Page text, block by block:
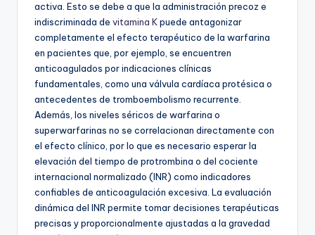
activa. Esto se debe a que la administración precoz e
indiscriminada de vitamina Kpuede antagonizar
completamente el efecto terapéutico de la warfarina
en pacientes que, por ejemplo, se encuentren
anticoagulados por indicaciones clínicas
fundamentales, como una válvula cardíaca protésica o
antecedentes de tromboembolismo recurrente.
Además, los niveles séricos de warfarina o
superwarfarinas no se correlacionan directamente con
el efecto clínico, por lo que es necesario esperar la
elevación del tiempo de protrombina o del cociente
internacional normalizado (INR) como indicadores
confiables de anticoagulación excesiva. La evaluación
dinámica del INR permite tomar decisiones terapéuticas
precisas y proporcionalmente ajustadas a la gravedad